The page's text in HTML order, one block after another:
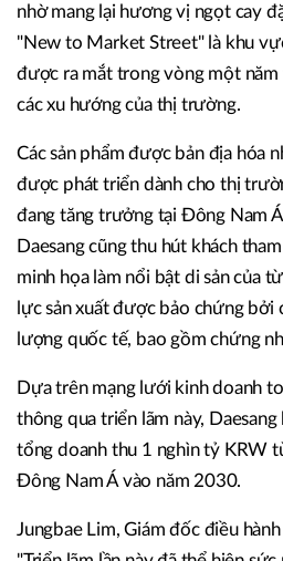
nhờ mang lại hương vị ngọt cay
"New to Market Street" là khu
được ra mắt trong vòng một năm
các xu hướng của thị trường.
Các sản phẩm được bản địa hóa
được phát triển dành cho thị
đang tăng trưởng tại Đông Nam
Daesang cũng thu hút khách
minh họa làm nổi bật di sản của
lực sản xuất được bảo chứng bởi
lượng quốc tế, bao gồm chứng
Dựa trên mạng lưới kinh doanh
thông qua triển lãm này,
tổng doanh thu 1 nghìn tỷ KRW
Đông Nam Á vào năm 2030.
Jungbae Lim, Giám đốc điều